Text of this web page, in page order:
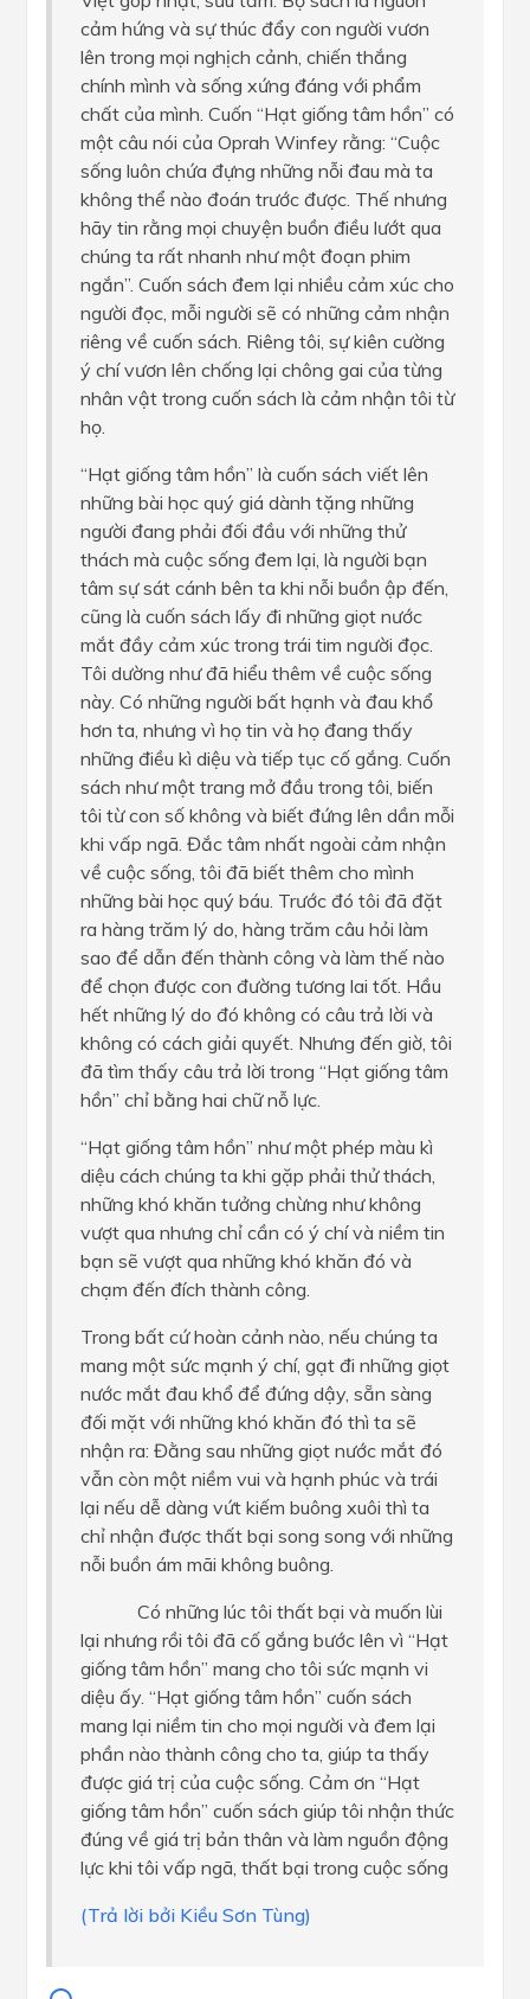
cảm hứng và sự thúc đẩy con người vươn
lên trong mọi nghịch cảnh, chiến thắng
chính mình và sống xứng đáng với phẩm
chất của mình. Cuốn “Hạt giống tâm hồn” có
một câu nói của Oprah Winfey rằng: “Cuộc
sống luôn chứa đựng những nỗi đau mà ta
không thể nào đoán trước được. Thế nhưng
hãy tin rằng mọi chuyện buồn điều lướt qua
chúng ta rất nhanh như một đoạn phim
ngắn”. Cuốn sách đem lại nhiều cảm xúc cho
người đọc, mỗi người sẽ có những cảm nhận
riêng về cuốn sách. Riêng tôi, sự kiên cường
ý chí vươn lên chống lại chông gai của từng
nhân vật trong cuốn sách là cảm nhận tôi từ
họ.
“Hạt giống tâm hồn” là cuốn sách viết lên
những bài học quý giá dành tặng những
người đang phải đối đầu với những thử
thách mà cuộc sống đem lại, là người bạn
tâm sự sát cánh bên ta khi nỗi buồn ập đến,
cũng là cuốn sách lấy đi những giọt nước
mắt đầy cảm xúc trong trái tim người đọc.
Tôi dường như đã hiểu thêm về cuộc sống
này. Có những người bất hạnh và đau khổ
hơn ta, nhưng vì họ tin và họ đang thấy
những điều kì diệu và tiếp tục cố gắng. Cuốn
sách như một trang mở đầu trong tôi, biến
tôi từ con số không và biết đứng lên dần mỗi
khi vấp ngã. Đắc tâm nhất ngoài cảm nhận
về cuộc sống, tôi đã biết thêm cho mình
những bài học quý báu. Trước đó tôi đã đặt
ra hàng trăm lý do, hàng trăm câu hỏi làm
sao để dẫn đến thành công và làm thế nào
để chọn được con đường tương lai tốt. Hầu
hết những lý do đó không có câu trả lời và
không có cách giải quyết. Nhưng đến giờ, tôi
đã tìm thấy câu trả lời trong “Hạt giống tâm
hồn” chỉ bằng hai chữ nỗ lực.
“Hạt giống tâm hồn” như một phép màu kì
diệu cách chúng ta khi gặp phải thử thách,
những khó khăn tưởng chừng như không
vượt qua nhưng chỉ cần có ý chí và niềm tin
bạn sẽ vượt qua những khó khăn đó và
chạm đến đích thành công.
Trong bất cứ hoàn cảnh nào, nếu chúng ta
mang một sức mạnh ý chí, gạt đi những giọt
nước mắt đau khổ để đứng dậy, sẵn sàng
đối mặt với những khó khăn đó thì ta sẽ
nhận ra: Đằng sau những giọt nước mắt đó
vẫn còn một niềm vui và hạnh phúc và trái
lại nếu dễ dàng vứt kiếm buông xuôi thì ta
chỉ nhận được thất bại song song với những
nỗi buồn ám mãi không buông.
Có những lúc tôi thất bại và muốn lùi
lại nhưng rồi tôi đã cố gắng bước lên vì “Hạt
giống tâm hồn” mang cho tôi sức mạnh vi
diệu ấy. “Hạt giống tâm hồn” cuốn sách
mang lại niềm tin cho mọi người và đem lại
phần nào thành công cho ta, giúp ta thấy
được giá trị của cuộc sống. Cảm ơn “Hạt
giống tâm hồn” cuốn sách giúp tôi nhận thức
đúng về giá trị bản thân và làm nguồn động
lực khi tôi vấp ngã, thất bại trong cuộc sống
(Trả lời bởi Kiều Sơn Tùng)